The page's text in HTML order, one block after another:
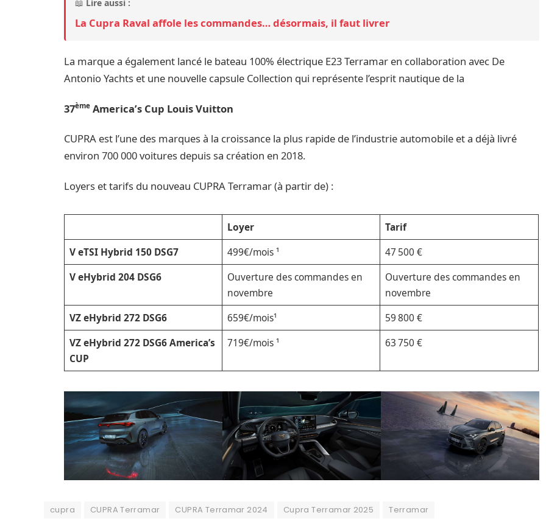
📖 Lire aussi :
La Cupra Raval affole les commandes… désormais, il faut livrer
La marque a également lancé le bateau 100% électrique E23 Terramar en collaboration avec De
Antonio Yachts et une nouvelle capsule Collection qui représente l’esprit nautique de la
37ème America’s Cup Louis Vuitton
CUPRA est l’une des marques à la croissance la plus rapide de l’industrie automobile et a déjà livré
environ 700 000 voitures depuis sa création en 2018.
Loyers et tarifs du nouveau CUPRA Terramar (à partir de) :
Loyer
Tarif
V eTSI Hybrid 150 DSG7
499€/mois ¹
47 500 €
V eHybrid 204 DSG6
Ouverture des commandes en
novembre
Ouverture des commandes en
novembre
VZ eHybrid 272 DSG6
659€/mois¹
59 800 €
VZ eHybrid 272 DSG6 America’s
CUP
719€/mois ¹ 63 750 €
cupra CUPRA Terramar CUPRA Terramar 2024 Cupra Terramar 2025 Terramar